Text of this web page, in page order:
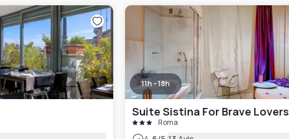
11h - 18h
Suite Sistina For Brave Lovers
Roma